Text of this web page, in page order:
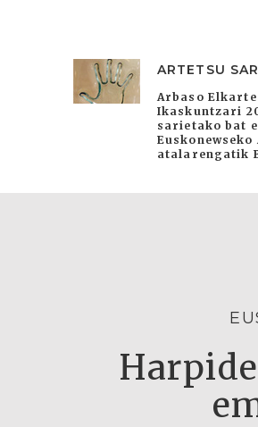
ARTETSU
Arbaso
Ikaskuntzari
sarietako bat
atalarengatik